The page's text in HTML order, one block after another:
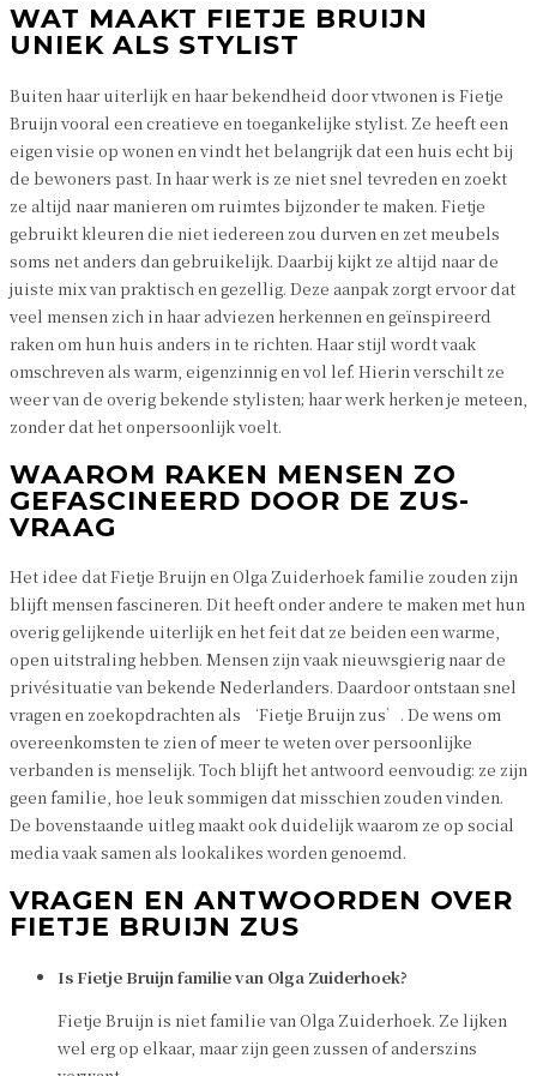
WAT MAAKT FIETJE BRUIJN
UNIEK ALS STYLIST
Buiten haar uiterlijk en haar bekendheid door vtwonen is Fietje
Bruijn vooral een creatieve en toegankelijke stylist. Ze heeft een
eigen visie op wonen en vindt het belangrijk dat een huis echt bij
de bewoners past. In haar werk is ze niet snel tevreden en zoekt
ze altijd naar manieren om ruimtes bijzonder te maken. Fietje
gebruikt kleuren die niet iedereen zou durven en zet meubels
soms net anders dan gebruikelijk. Daarbij kijkt ze altijd naar de
juiste mix van praktisch en gezellig. Deze aanpak zorgt ervoor dat
veel mensen zich in haar adviezen herkennen en geïnspireerd
raken om hun huis anders in te richten. Haar stijl wordt vaak
omschreven als warm, eigenzinnig en vol lef. Hierin verschilt ze
weer van de overig bekende stylisten; haar werk herken je meteen,
zonder dat het onpersoonlijk voelt.
WAAROM RAKEN MENSEN ZO
GEFASCINEERD DOOR DE ZUS-
VRAAG
Het idee dat Fietje Bruijn en Olga Zuiderhoek familie zouden zijn
blijft mensen fascineren. Dit heeft onder andere te maken met hun
overig gelijkende uiterlijk en het feit dat ze beiden een warme,
open uitstraling hebben. Mensen zijn vaak nieuwsgierig naar de
privésituatie van bekende Nederlanders. Daardoor ontstaan snel
vragen en zoekopdrachten als ‘Fietje Bruijn zus’. De wens om
overeenkomsten te zien of meer te weten over persoonlijke
verbanden is menselijk. Toch blijft het antwoord eenvoudig: ze zijn
geen familie, hoe leuk sommigen dat misschien zouden vinden.
De bovenstaande uitleg maakt ook duidelijk waarom ze op social
media vaak samen als lookalikes worden genoemd.
VRAGEN EN ANTWOORDEN OVER
FIETJE BRUIJN ZUS
Is Fietje Bruijn familie van Olga Zuiderhoek?
Fietje Bruijn is niet familie van Olga Zuiderhoek. Ze lijken
wel erg op elkaar, maar zijn geen zussen of anderszins